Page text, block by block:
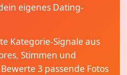
eigenes Dating-
Kategorie-Signale aus
Stimmen und
3 passende Fotos